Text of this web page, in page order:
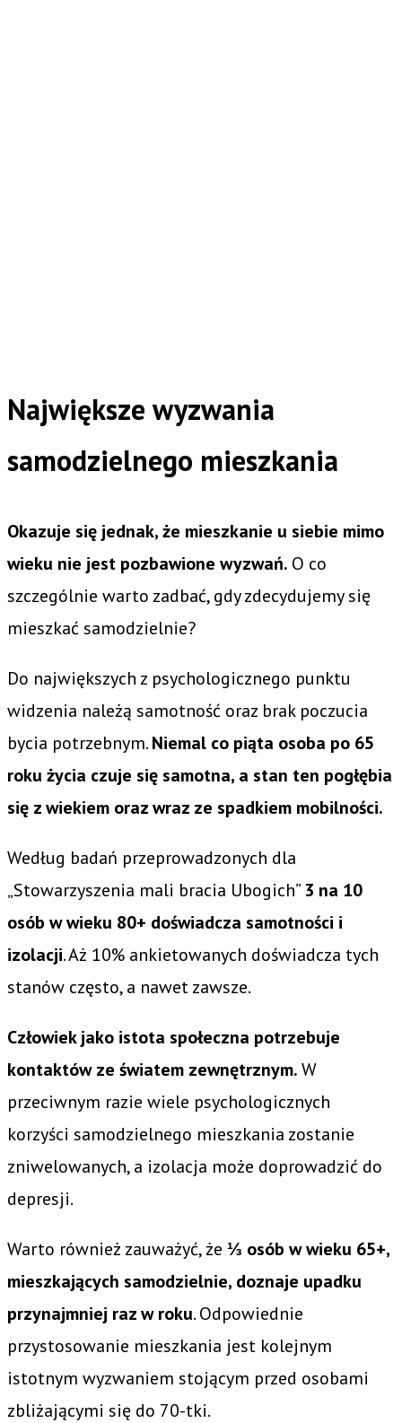
Największe wyzwania
samodzielnego mieszkania
Okazuje się jednak, że mieszkanie u siebie mimo
wieku nie jest pozbawione wyzwań. O co
szczególnie warto zadbać, gdy zdecydujemy się
mieszkać samodzielnie?
Do największych z psychologicznego punktu
widzenia należą samotność oraz brak poczucia
bycia potrzebnym.Niemal co piąta osoba po 65
roku życia czuje się samotna, a stan ten pogłębia
się z wiekiem oraz wraz ze spadkiem mobilności.
Według badań przeprowadzonych dla
„Stowarzyszenia mali bracia Ubogich” 3 na 10
osób w wieku 80+ doświadcza samotności i
izolacji. Aż 10% ankietowanych doświadcza tych
stanów często, a nawet zawsze.
Człowiek jako istota społeczna potrzebuje
kontaktów ze światem zewnętrznym.W
przeciwnym razie wiele psychologicznych
korzyści samodzielnego mieszkania zostanie
zniwelowanych, a izolacja może doprowadzić do
depresji.
Warto również zauważyć, że ⅓ osób w wieku 65+,
mieszkających samodzielnie, doznaje upadku
przynajmniej raz w roku. Odpowiednie
przystosowanie mieszkania jest kolejnym
istotnym wyzwaniem stojącym przed osobami
zbliżającymi się do 70-tki.